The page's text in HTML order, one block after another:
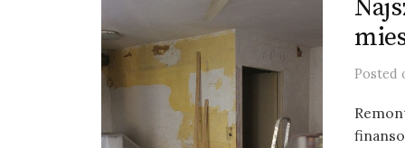
Posted